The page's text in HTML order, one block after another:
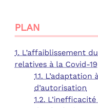
PLAN
1. L’affaiblissement
relatives à la Covid-19
1.1.
d’autorisation
1.2.